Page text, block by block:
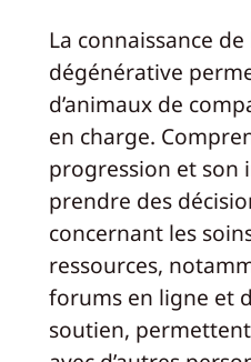
La connaissance
dégénérative
d’animaux de
en charge.
progression et son
prendre des
concernant les
ressources,
forums en ligne et
soutien,